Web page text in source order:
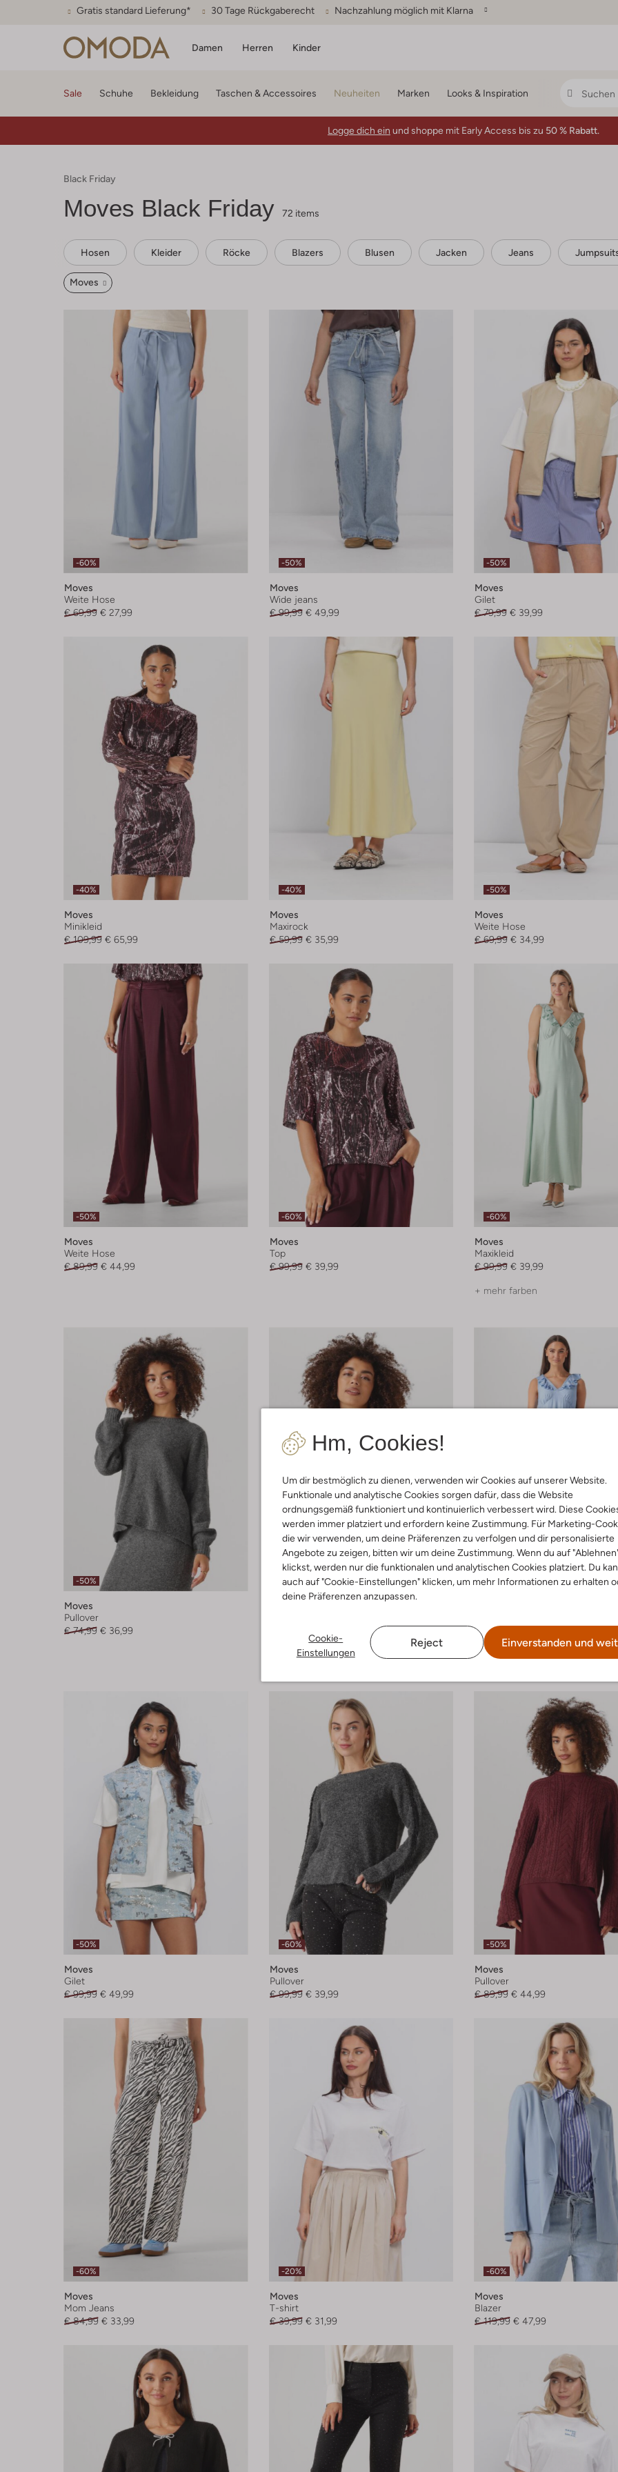
Gratis standard Lieferung* 30 Tage Rückgaberecht Nachzahlung möglich mit Klarna
Damen Herren Kinder
Hm, Cookies!
Um dir bestmöglich zu dienen, verwenden wir Cookies auf unserer Website.
Funktionale und analytische Cookies sorgen dafür, dass die Website
ordnungsgemäß funktioniert und kontinuierlich verbessert wird. Diese
werden immer platziert und erfordern keine Zustimmung. Für Marketing-
die wir verwenden, um deine Präferenzen zu verfolgen und dir personalisierte
Angebote zu zeigen, bitten wir um deine Zustimmung. Wenn du auf
klickst, werden nur die funktionalen und analytischen Cookies platziert. Du
auch auf "Cookie-Einstellungen" klicken, um mehr Informationen zu erhalten
deine Präferenzen anzupassen.
Cookie-
Einstellungen
Reject Einverstanden und
Sale Schuhe Bekleidung Taschen & Accessoires Neuheiten Marken Looks & Inspiration
Logge dich ein und shoppe mit Early Access bis zu 50 % Rabatt.
Black Friday
Moves Black Friday 72 items
Hosen Kleider Röcke Blazers Blusen Jacken Jeans
Moves
-60%
Moves
Weite Hose
€ 69,99 € 27,99
-50%
Moves
Wide jeans
€ 99,99 € 49,99
-50%
Moves
Gilet
€ 79,99 € 39,99
-40%
Moves
Minikleid
€ 109,99 € 65,99
-40%
Moves
Maxirock
€ 59,99 € 35,99
-50%
Moves
Weite Hose
€ 69,99 € 34,99
-50%
Moves
Weite Hose
€ 89,99 € 44,99
-60%
Moves
Top
€ 99,99 € 39,99
-60%
Moves
Maxikleid
€ 99,99 € 39,99
+ mehr farben
-50%
Moves
Pullover
€ 74,99 € 36,99
-40% -60%
€ 99,99
+ mehr farben
-50%
Moves
Gilet
€ 99,99 € 49,99
-60%
Moves
Pullover
€ 99,99 € 39,99
-50%
Moves
Pullover
€ 89,99 € 44,99
-60%
Moves
Mom Jeans
€ 84,99 € 33,99
-20%
Moves
T-shirt
€ 39,99 € 31,99
-60%
Moves
Blazer
€ 119,99 € 47,99